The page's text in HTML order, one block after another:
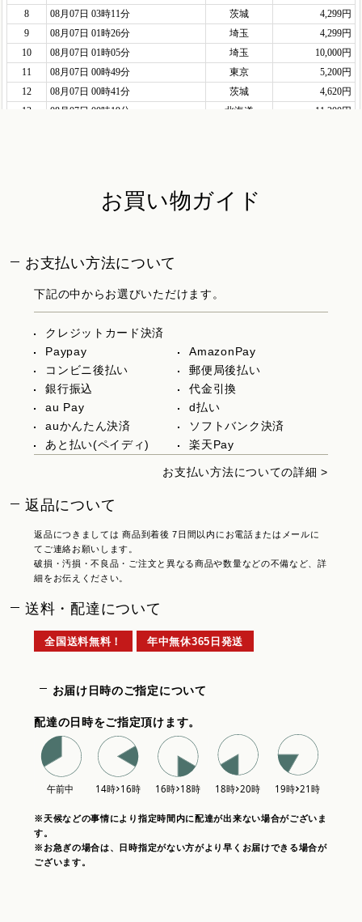
お買い物ガイド
お支払い方法について
下記の中からお選びいただけます。
クレジットカード決済
Paypay
AmazonPay
コンビニ後払い
郵便局後払い
銀行振込
代金引換
au Pay
d払い
auかんたん決済
ソフトバンク決済
あと払い(ペイディ)
楽天Pay
お支払い方法についての詳細 >
返品について
返品につきましては 商品到着後 7日間以内にお電話またはメールに
てご連絡お願いします。
破損・汚損・不良品・ご注文と異なる商品や数量などの不備など、詳
細をお伝えください。
送料・配達について
全国送料無料！ 年中無休365日発送
お届け日時のご指定について
配達の日時をご指定頂けます。
※天候などの事情により指定時間内に配達が出来ない場合がございま
す。
※お急ぎの場合は、日時指定がない方がより早くお届けできる場合が
ございます。